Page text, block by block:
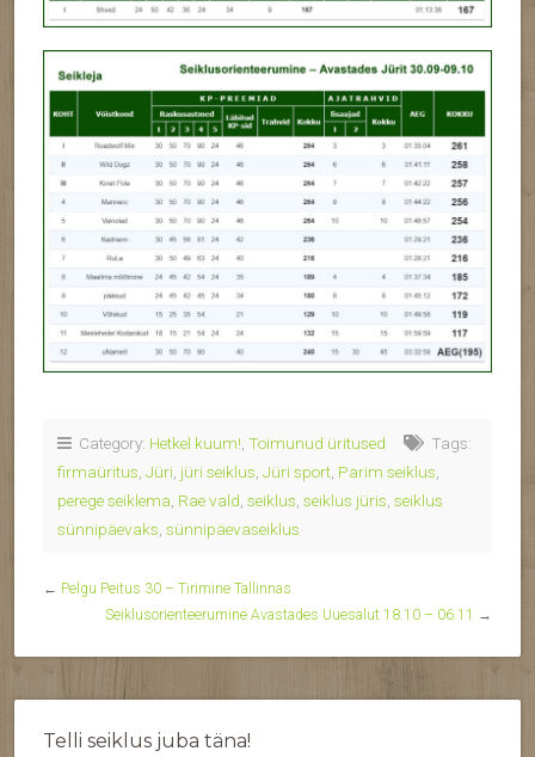
Category: Hetkel kuum! Toimunud üritused
Tags:
firmaüritus Jüri jüri seiklus Jüri sport Parim seiklus
perege seiklema Rae vald seiklus seiklus jüris seiklus
sünnipäevaks sünnipäevaseiklus
← Pelgu Peitus 30 – Tirimine Tallinnas
Seiklusorienteerumine Avastades Uuesalut 18.10 – 06.11 →
Telli seiklus juba täna!